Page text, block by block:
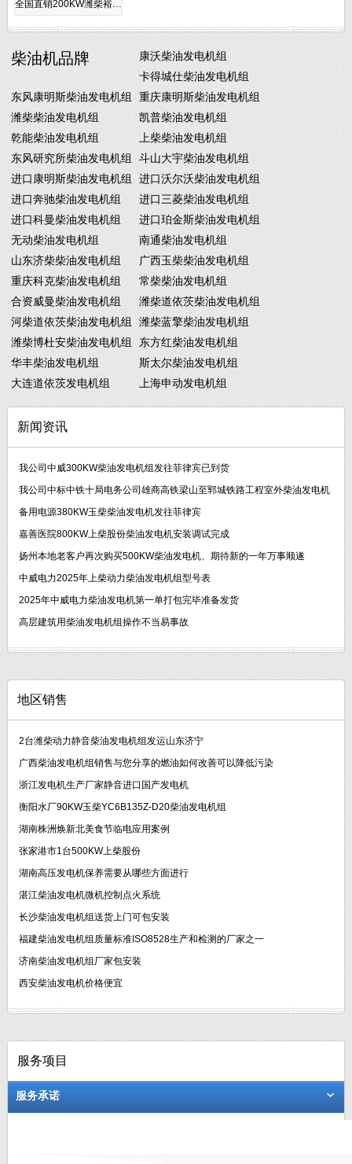
全国直销200KW潍柴裕…
柴油机品牌
康沃柴油发电机组
卡得城仕柴油发电机组
东风康明斯柴油发电机组
重庆康明斯柴油发电机组
潍柴柴油发电机组
凯普柴油发电机组
乾能柴油发电机组
上柴柴油发电机组
东风研究所柴油发电机组
斗山大宇柴油发电机组
进口康明斯柴油发电机组
进口沃尔沃柴油发电机组
进口奔驰柴油发电机组
进口三菱柴油发电机组
进口科曼柴油发电机组
进口珀金斯柴油发电机组
无动柴油发电机组
南通柴油发电机组
山东济柴柴油发电机组
广西玉柴柴油发电机组
重庆科克柴油发电机组
常柴柴油发电机组
合资威曼柴油发电机组
潍柴道依茨柴油发电机组
河柴道依茨柴油发电机组
潍柴蓝擎柴油发电机组
潍柴博杜安柴油发电机组
东方红柴油发电机组
华丰柴油发电机组
斯太尔柴油发电机组
大连道依茨发电机组
上海申动发电机组
新闻资讯
我公司中威300KW柴油发电机组发往菲律宾已到货
我公司中标中铁十局电务公司雄商高铁梁山至郓城铁路工程室外柴油发电机
备用电源380KW玉柴柴油发电机发往菲律宾
嘉善医院800KW上柴股份柴油发电机安装调试完成
扬州本地老客户再次购买500KW柴油发电机、期待新的一年万事顺遂
中威电力2025年上柴动力柴油发电机组型号表
2025年中威电力柴油发电机第一单打包完毕准备发货
高层建筑用柴油发电机组操作不当易事故
地区销售
2台潍柴动力静音柴油发电机组发运山东济宁
广西柴油发电机组销售与您分享的燃油如何改善可以降低污染
浙江发电机生产厂家静音进口国产发电机
衡阳水厂90KW玉柴YC6B135Z-D20柴油发电机组
湖南株洲焕新北美食节临电应用案例
张家港市1台500KW上柴股份
湖南高压发电机保养需要从哪些方面进行
湛江柴油发电机微机控制点火系统
长沙柴油发电机组送货上门可包安装
福建柴油发电机组质量标准ISO8528生产和检测的厂家之一
济南柴油发电机组厂家包安装
西安柴油发电机价格便宜
服务项目
服务承诺